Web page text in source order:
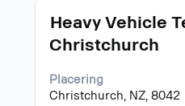
Titel
Heavy Vehicle
Christchurch
Placering
Christchurch, NZ, 8042
Klicka
blankstegstangenten
att
visa